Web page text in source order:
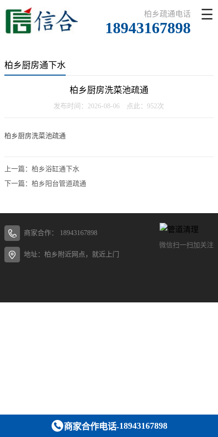
☰
柏乡疏通电话
18943167898
柏乡厨房通下水
柏乡厨房洗菜池疏通
发布时间：2026-08-06 点此：952次
柏乡厨房洗菜池疏通
上一篇： 柏乡浴缸通下水
下一篇： 柏乡阳台管道疏通
微信扫一扫加关注
商家合作： 18943167898
地址：柏乡附近网点，就近上门
商家合作电话-18943167898